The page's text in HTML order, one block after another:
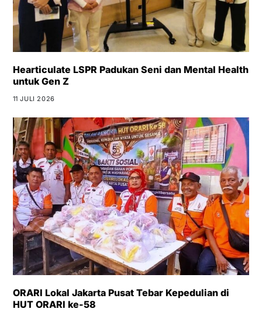
Hearticulate LSPR Padukan Seni dan Mental Health
untuk Gen Z
11 JULI 2026
ORARI Lokal Jakarta Pusat Tebar Kepedulian di
HUT ORARI ke-58